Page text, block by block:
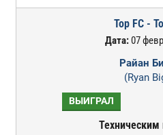
Top FC -
Дата:07
Райан
(Ryan
ВЫИГРАЛ
Техническим